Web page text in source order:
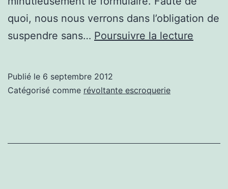
quoi, nous nous verrons dans l’obligation de
suspendre sans… Poursuivre la lecture
Publié le 6 septembre 2012
Catégorisé comme révoltante escroquerie